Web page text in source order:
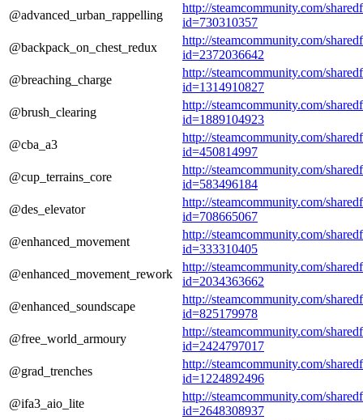
@advanced_urban_rappelling
http://steamcommunity.com/
id=730310357
@backpack_on_chest_redux
http://steamcommunity.com/
id=2372036642
@breaching_charge
http://steamcommunity.com/
id=1314910827
@brush_clearing
http://steamcommunity.com/
id=1889104923
@cba_a3
http://steamcommunity.com/
id=450814997
@cup_terrains_core
http://steamcommunity.com/
id=583496184
@des_elevator
http://steamcommunity.com/
id=708665067
@enhanced_movement
http://steamcommunity.com/
id=333310405
@enhanced_movement_rework
http://steamcommunity.com/
id=2034363662
@enhanced_soundscape
http://steamcommunity.com/
id=825179978
@free_world_armoury
http://steamcommunity.com/
id=2424797017
@grad_trenches
http://steamcommunity.com/
id=1224892496
@ifa3_aio_lite
http://steamcommunity.com/
id=2648308937